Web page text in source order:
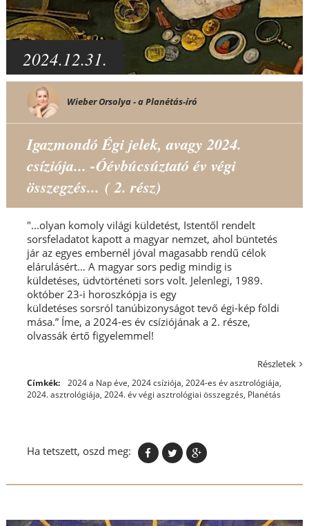
2024.12.31.
Wieber Orsolya - a Planétás-író
Igazmondó Égi jelek, avagy 2024.
csíziója... -Óévbúcsúztató év végi
összegzés... ( 2. rész)
"...olyan komoly világi küldetést, Istentől rendelt
sorsfeladatot kapott a magyar nemzet, ahol büntetés
jár az egyes embernél jóval magasabb rendű célok
elárulásért… A magyar sors pedig mindig is
küldetéses, üdvtörténeti sors volt. Jelenlegi, 1989.
október 23-i horoszkópja is egy
küldetéses sorsról tanúbizonyságot tevő égi-kép földi
mása.” Íme, a 2024-es év csíziójának a 2. része,
olvassák értő figyelemmel!
Részletek
Címkék: 2024 a Nap éve, 2024 csíziója, 2024-es év asztrológiája,
2024. asztrológiája, 2024. év végi asztrológiai összegzés, Planétás
Ha tetszett, oszd meg: